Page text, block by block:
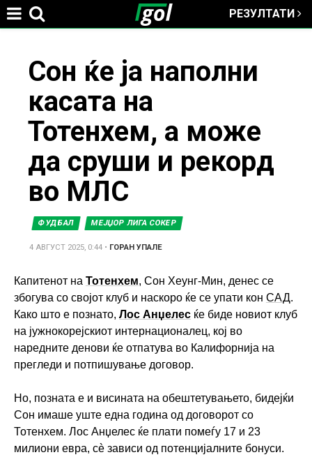
РЕЗУЛТАТИ
here
Сон ќе ја наполни
касата на
Тотенхем, а може
да сруши и рекорд
во МЛС
ФУДБАЛ МЕЈЏОР ЛИГА СОКЕР
4 АВГУСТ 2025, 0:44 • ГОРАН УПАЛЕ
Капитенот на Тотенхем, Сон Хеунг-Мин, денес се
збогува со својот клуб и наскоро ќе се упати кон САД.
Како што е познато, Лос Анџелес ќе биде новиот клуб
на јужнокорејскиот интернационалец, кој во
наредните денови ќе отпатува во Калифорнија на
прегледи и потпишување договор.
Но, позната е и висината на обештетувањето, бидејќи
Сон имаше уште една година од договорот со
Тотенхем. Лос Анџелес ќе плати помеѓу 17 и 23
милиони евра, сè зависи од потенцијалните бонуси.